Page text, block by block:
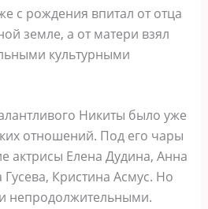
с рождения впитал от отца
земле, а от матери взял
культурными
Никиты было уже
отношений. Под его чары
актрисы Елена Дудина, Анна
Кристина Асмус. Но
непродолжительными.